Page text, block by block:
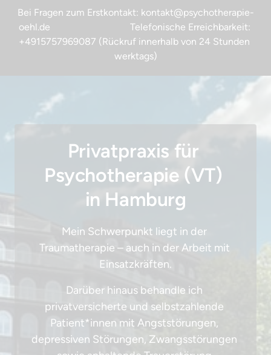
Bei Fragen zum Erstkontakt: kontakt@psychotherapie-
oehl.de                                 Telefonische Erreichbarkeit:
+4915757969087 (Rückruf innerhalb von 24 Stunden
werktags)
Privatpraxis für
Psychotherapie (VT)
in Hamburg
Mein Schwerpunkt liegt in der
Traumatherapie – auch in der Arbeit mit
Einsatzkräften.
Darüber hinaus behandle ich
privatversicherte und selbstzahlende
Patient*innen mit Angststörungen,
depressiven Störungen, Zwangsstörungen